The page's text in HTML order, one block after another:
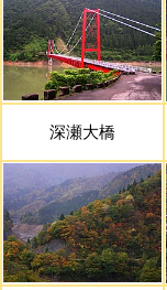
深瀬大橋